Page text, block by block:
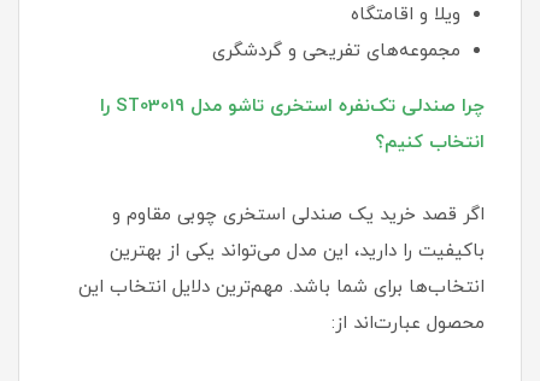
ویلا و اقامتگاه
مجموعه‌های تفریحی و گردشگری
چرا صندلی تک‌نفره استخری تاشو مدل ST03019 را
انتخاب کنیم؟
اگر قصد خرید یک صندلی استخری چوبی مقاوم و
باکیفیت را دارید، این مدل می‌تواند یکی از بهترین
انتخاب‌ها برای شما باشد. مهم‌ترین دلایل انتخاب این
محصول عبارت‌اند از: